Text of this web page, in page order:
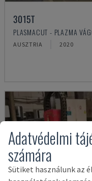
3015T
PLASMACUT - PLAZMA
AUSZTRIA 2020
Adatvédelmi
számára
Sütiket használunk az